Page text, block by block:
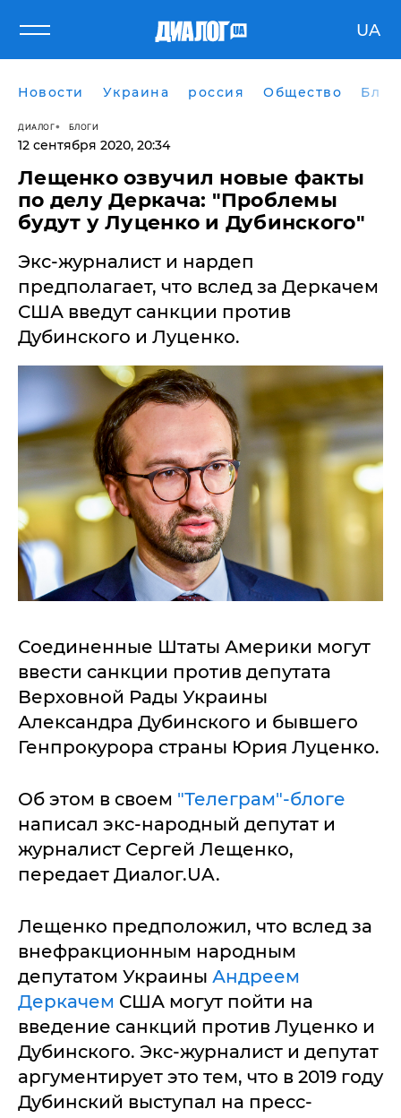
UA
Новости Украина россия Общество
ДИАЛОГ БЛОГИ
12 сентября 2020, 20:34
Лещенко озвучил новые факты
по делу Деркача: "Проблемы
будут у Луценко и Дубинского"
Экс-журналист и нардеп
предполагает, что вслед за Деркачем
США введут санкции против
Дубинского и Луценко.
Соединенные Штаты Америки могут
ввести санкции против депутата
Верховной Рады Украины
Александра Дубинского и бывшего
Генпрокурора страны Юрия Луценко.
Об этом в своем "Телеграм"-блоге
написал экс-народный депутат и
журналист Сергей Лещенко,
передает Диалог.UA.
Лещенко предположил, что вслед за
внефракционным народным
депутатом Украины Андреем
Деркачем США могут пойти на
введение санкций против Луценко и
Дубинского. Экс-журналист и депутат
аргументирует это тем, что в 2019 году
Дубинский выступал на пресс-